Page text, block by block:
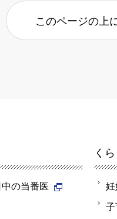
このページの上
の当番医
く